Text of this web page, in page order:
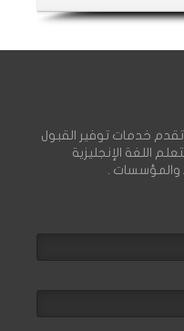
خدمات توفير القبول
اللغة الإنجليزية
والمؤسسات .